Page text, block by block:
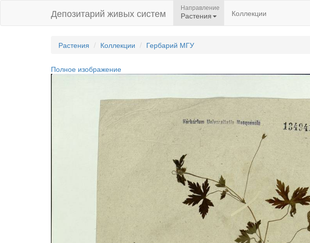
Депозитарий живых систем Направление
Растения Коллекции
Растения Коллекции Гербарий МГУ
Полное изображение